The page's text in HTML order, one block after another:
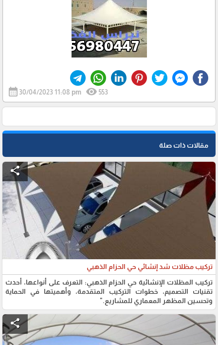
calendar_month 30/04/2023 11:08 pm visibility 553
مقالات ذات صلة
share
تركيب مظلات شد إنشائي حي الحزام الذهبي
تركيب المظلات الإنشائية حي الحزام الذهبي: التعرف على أنواعها، أحدث
تقنيات التصميم، خطوات التركيب المتقدمة، وأهميتها في الحماية
وتحسين المظهر المعماري للمشاريع."
share